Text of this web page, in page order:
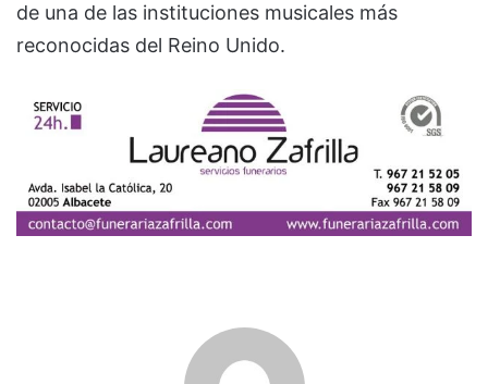
de una de las instituciones musicales más
reconocidas del Reino Unido.